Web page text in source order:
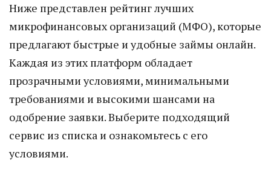
Ниже представлен рейтинг лучших
микрофинансовых организаций (МФО), которые
предлагают быстрые и удобные займы онлайн.
Каждая из этих платформ обладает
прозрачными условиями, минимальными
требованиями и высокими шансами на
одобрение заявки. Выберите подходящий
сервис из списка и ознакомьтесь с его
условиями.